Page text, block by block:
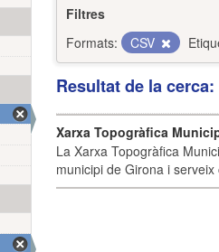
Filtres
Formats:
CSV
Resultat de la
Xarxa Topogràfica
La Xarxa Topogràfica
municipi de Girona i